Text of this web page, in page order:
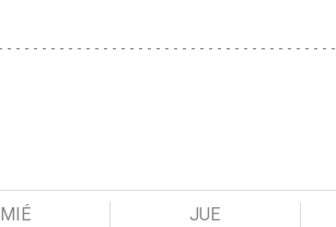
MIÉ JUE